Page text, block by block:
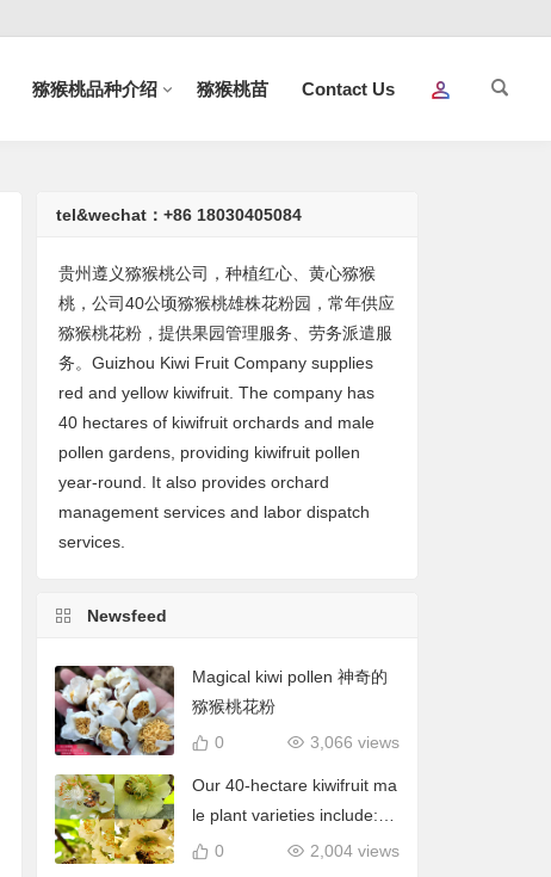
猕猴桃品种介绍 猕猴桃苗 Contact Us
tel&wechat：+86 18030405084
贵州遵义猕猴桃公司，种植红心、黄心猕猴
桃，公司40公顷猕猴桃雄株花粉园，常年供应
猕猴桃花粉，提供果园管理服务、劳务派遣服
务。Guizhou Kiwi Fruit Company supplies
red and yellow kiwifruit. The company has
40 hectares of kiwifruit orchards and male
pollen gardens, providing kiwifruit pollen
year-round. It also provides orchard
management services and labor dispatch
services.
Newsfeed
Magical kiwi pollen 神奇的
猕猴桃花粉
3,066 views
0
Our 40-hectare kiwifruit ma
le plant varieties include: C
hieftain, Matua, Tumari.我
2,004 views
0